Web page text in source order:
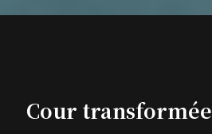
Cour transformée